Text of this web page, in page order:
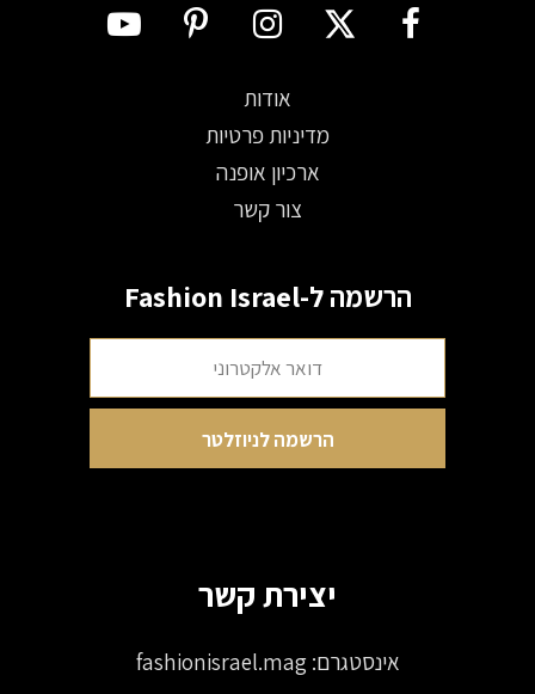
אודות
מדיניות פרטיות
ארכיון אופנה
צור קשר
הרשמה ל-Fashion Israel
יצירת קשר
אינסטגרם:fashionisrael.mag